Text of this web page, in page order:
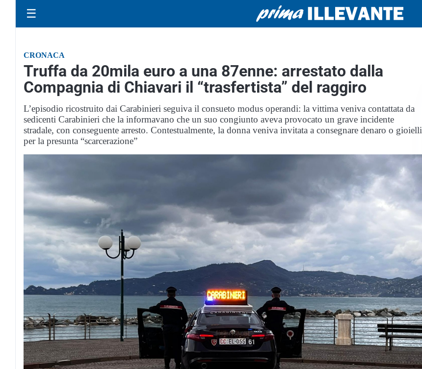
☰
CRONACA
Truffa da 20mila euro a una 87enne: arrestato dalla
Compagnia di Chiavari il “trasfertista” del raggiro
L’episodio ricostruito dai Carabinieri seguiva il consueto modus operandi: la vittima veniva contattata da
sedicenti Carabinieri che la informavano che un suo congiunto aveva provocato un grave incidente
stradale, con conseguente arresto. Contestualmente, la donna veniva invitata a consegnare denaro o gioielli
per la presunta “scarcerazione”